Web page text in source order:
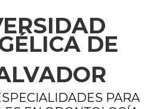
DE
PARA